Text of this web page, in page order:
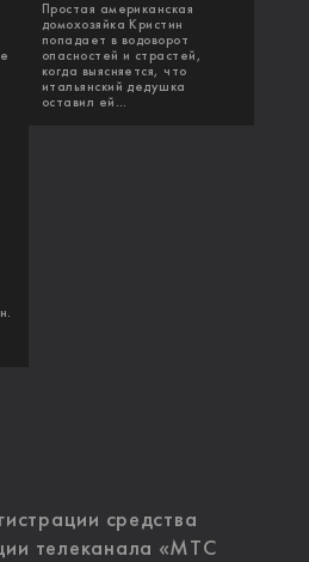
Простая американская
домохозяйка Кристин
попадает в водоворот
опасностей и страстей,
когда выясняется, что
итальянский дедушка
оставил ей...
средства
телеканала «МТС